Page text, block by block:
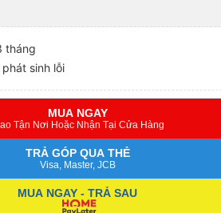
tháng
phát sinh lỗi
MUA NGAY
Tận Nơi Hoặc Nhận Tại Cửa Hàng
TRẢ GÓP QUA THẺ
Visa, Master, JCB
MUA NGAY - TRẢ SAU